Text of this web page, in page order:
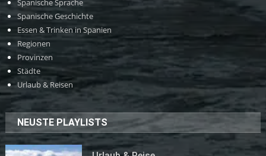
Spanische Sprache
Spanische Geschichte
Essen & Trinken in Spanien
Regionen
Provinzen
Städte
Urlaub & Reisen
NEUSTE PLAYLISTS